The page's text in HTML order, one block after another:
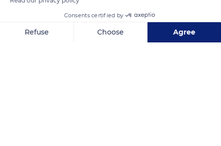
Consents certified by
Refuse Choose Agree